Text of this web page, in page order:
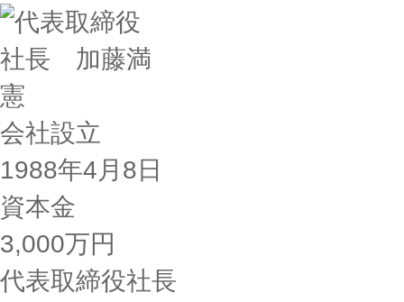
会社設立
1988年4月8日
資本金
3,000万円
代表取締役社長